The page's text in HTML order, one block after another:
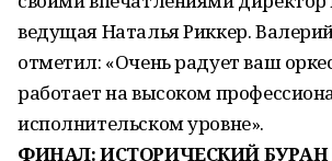
ведущая Наталья Риккер.
отметил: «Очень радует ваш
работает на высоком
исполнительском уровне».
ФИНАЛ: ИСТОРИЧЕСКИЙ БУРАН